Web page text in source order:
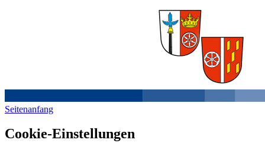
Seitenanfang
Cookie-Einstellungen